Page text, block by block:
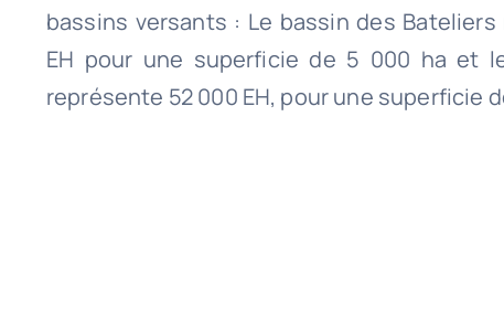
bassins versants : Le bassin des
EH pour une superficie de 5 000 ha et
représente 52 000 EH, pour une superficie